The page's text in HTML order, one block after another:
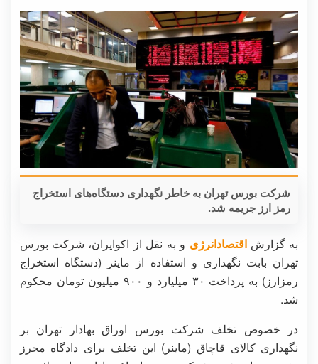
شرکت بورس تهران به خاطر نگهداری دستگاه‌های استخراج
رمز ارز جریمه شد.
به گزارشاقتصادانرژی و به نقل از اکوایران، شرکت بورس
تهران بابت نگهداری و استفاده از ماینر (دستگاه استخراج
رمزارز) به پرداخت ۳۰ میلیارد و ۹۰۰ میلیون تومان محکوم
شد.
در خصوص تخلف شرکت بورس اوراق بهادار تهران بر
نگهداری کالای قاچاق (ماینر) این تخلف برای دادگاه محرز